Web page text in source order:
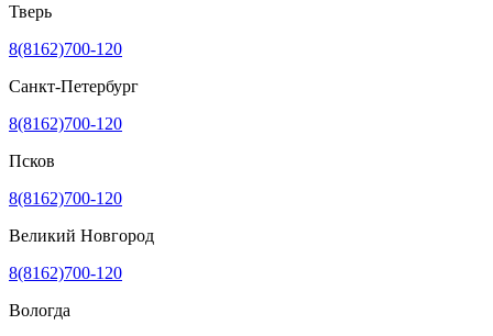
Тверь
8(8162)700-120
Санкт-Петербург
8(8162)700-120
Псков
8(8162)700-120
Великий Новгород
8(8162)700-120
Вологда